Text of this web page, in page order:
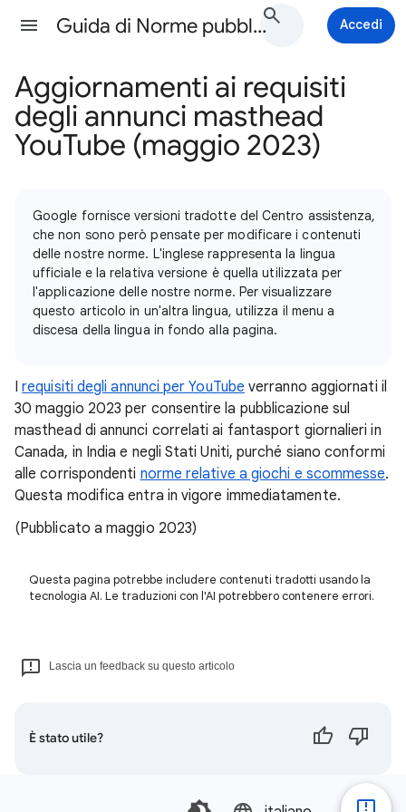
Guida di Norme pubblicitarie di Google Ads Accedi
Aggiornamenti ai requisiti
degli annunci masthead
YouTube (maggio 2023)
Google fornisce versioni tradotte del Centro assistenza,
che non sono però pensate per modificare i contenuti
delle nostre norme. L'inglese rappresenta la lingua
ufficiale e la relativa versione è quella utilizzata per
l'applicazione delle nostre norme. Per visualizzare
questo articolo in un'altra lingua, utilizza il menu a
discesa della lingua in fondo alla pagina.
Irequisiti degli annunci per YouTube verranno aggiornati il
30 maggio 2023 per consentire la pubblicazione sul
masthead di annunci correlati ai fantasport giornalieri in
Canada, in India e negli Stati Uniti, purché siano conformi
alle corrispondenti norme relative a giochi e scommesse.
Questa modifica entra in vigore immediatamente.
(Pubblicato a maggio 2023)
Questa pagina potrebbe includere contenuti tradotti usando la
tecnologia AI. Le traduzioni con l'AI potrebbero contenere errori.
Lascia un feedback su questo articolo
È stato utile?